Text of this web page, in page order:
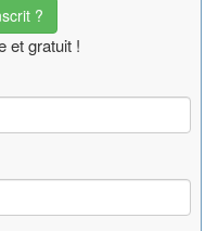
?
et gratuit !